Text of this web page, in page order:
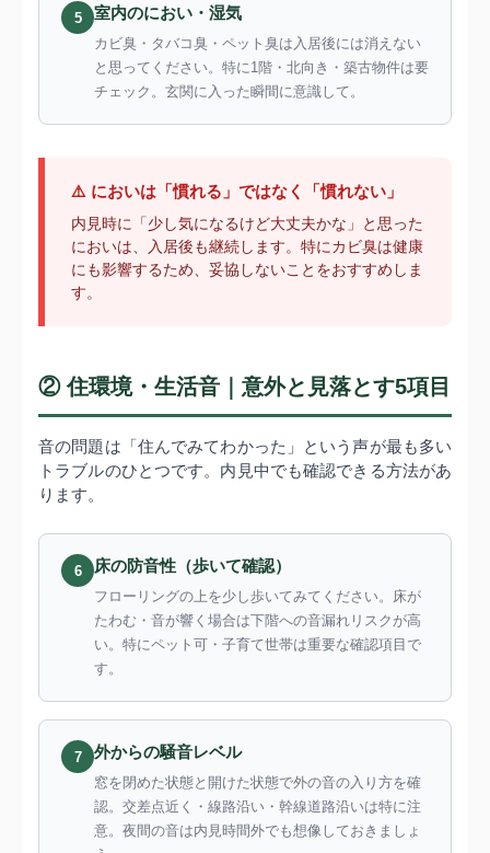
5 室内のにおい・湿気
カビ臭・タバコ臭・ペット臭は入居後には消えない
と思ってください。特に1階・北向き・築古物件は要
チェック。玄関に入った瞬間に意識して。
⚠️ においは「慣れる」ではなく「慣れない」
内見時に「少し気になるけど大丈夫かな」と思った
においは、入居後も継続します。特にカビ臭は健康
にも影響するため、妥協しないことをおすすめしま
す。
② 住環境・生活音｜意外と見落とす5項目
音の問題は「住んでみてわかった」という声が最も多い
トラブルのひとつです。内見中でも確認できる方法があ
ります。
6 床の防音性（歩いて確認）
フローリングの上を少し歩いてみてください。床が
たわむ・音が響く場合は下階への音漏れリスクが高
い。特にペット可・子育て世帯は重要な確認項目で
す。
7 外からの騒音レベル
窓を閉めた状態と開けた状態で外の音の入り方を確
認。交差点近く・線路沿い・幹線道路沿いは特に注
意。夜間の音は内見時間外でも想像しておきましょ